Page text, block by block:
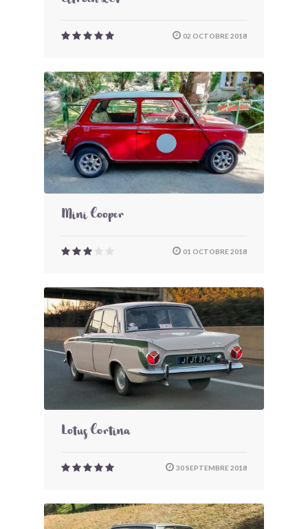
02 OCTOBRE 2018
Mini Cooper
01 OCTOBRE 2018
Lotus Cortina
30 SEPTEMBRE 2018